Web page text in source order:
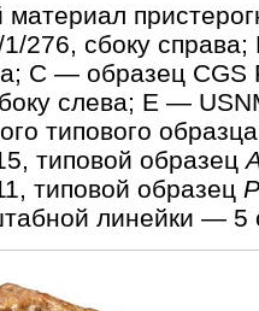
276, сбоку
C — образец
слева; E —
типового
типовой образец
типовой образец
линейки — 5